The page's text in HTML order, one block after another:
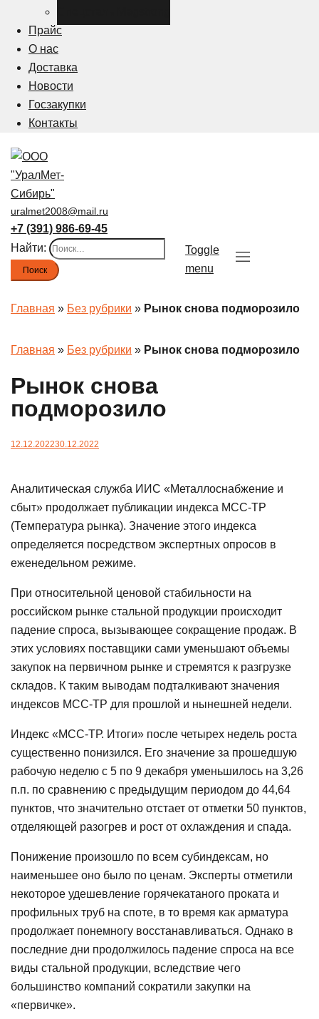
Прайс
О нас
Доставка
Новости
Госзакупки
Контакты
uralmet2008@mail.ru
+7 (391) 986-69-45
Найти:
Toggle
menu
Главная » Без рубрики » Рынок снова подморозило
Главная » Без рубрики » Рынок снова подморозило
Рынок снова
подморозило
12.12.202230.12.2022
Аналитическая служба ИИС «Металлоснабжение и
сбыт» продолжает публикации индекса МСС-ТР
(Температура рынка). Значение этого индекса
определяется посредством экспертных опросов в
еженедельном режиме.
При относительной ценовой стабильности на
российском рынке стальной продукции происходит
падение спроса, вызывающее сокращение продаж. В
этих условиях поставщики сами уменьшают объемы
закупок на первичном рынке и стремятся к разгрузке
складов. К таким выводам подталкивают значения
индексов МСС-ТР для прошлой и нынешней недели.
Индекс «МСС-ТР. Итоги» после четырех недель роста
существенно понизился. Его значение за прошедшую
рабочую неделю с 5 по 9 декабря уменьшилось на 3,26
п.п. по сравнению с предыдущим периодом до 44,64
пунктов, что значительно отстает от отметки 50 пунктов,
отделяющей разогрев и рост от охлаждения и спада.
Понижение произошло по всем субиндексам, но
наименьшее оно было по ценам. Эксперты отметили
некоторое удешевление горячекатаного проката и
профильных труб на споте, в то время как арматура
продолжает понемногу восстанавливаться. Однако в
последние дни продолжилось падение спроса на все
виды стальной продукции, вследствие чего
большинство компаний сократили закупки на
«первичке».